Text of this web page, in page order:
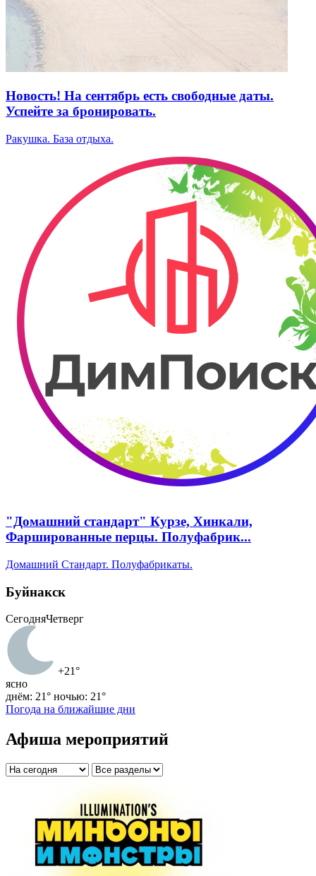
Новость! На сентябрь есть свободные даты.
Успейте за бронировать.
Ракушка. База отдыха.
"Домашний стандарт" Курзе, Хинкали,
Фаршированные перцы. Полуфабрик...
Домашний Стандарт. Полуфабрикаты.
Буйнакск
СегодняЧетверг
+21°
ясно
днём: 21° ночью: 21°
Погода на ближайшие дни
Афиша мероприятий